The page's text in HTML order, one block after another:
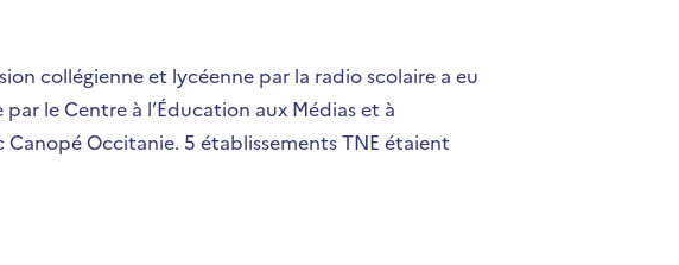
collégienne et lycéenne par la radio scolaire a eu
le Centre à l’Éducation aux Médias et à
Occitanie. 5 établissements TNE étaient